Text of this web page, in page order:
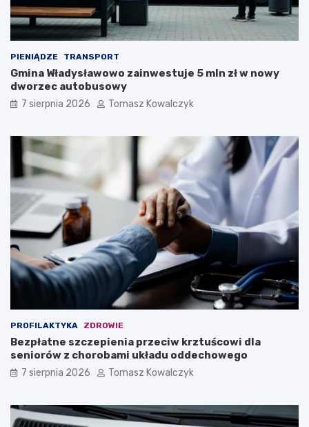
PIENIĄDZE TRANSPORT
Gmina Władysławowo zainwestuje 5 mln zł w nowy
dworzec autobusowy
7 sierpnia 2026 Tomasz Kowalczyk
PROFILAKTYKA ZDROWIE
Bezpłatne szczepienia przeciw krztuścowi dla
seniorów z chorobami układu oddechowego
7 sierpnia 2026 Tomasz Kowalczyk